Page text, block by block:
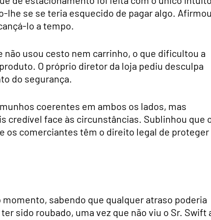
lhe se se teria esquecido de pagar algo. Afirmou
lo a tempo.
usou cesto nem carrinho, o que dificultou a
O próprio diretor da loja pediu desculpa
do segurança.
coerentes em ambos os lados, mas
credível face às circunstâncias. Sublinhou que
os comerciantes têm o direito legal de proteger
momento, sabendo que qualquer atraso poderia
sido roubado, uma vez que não viu o Sr. Swift